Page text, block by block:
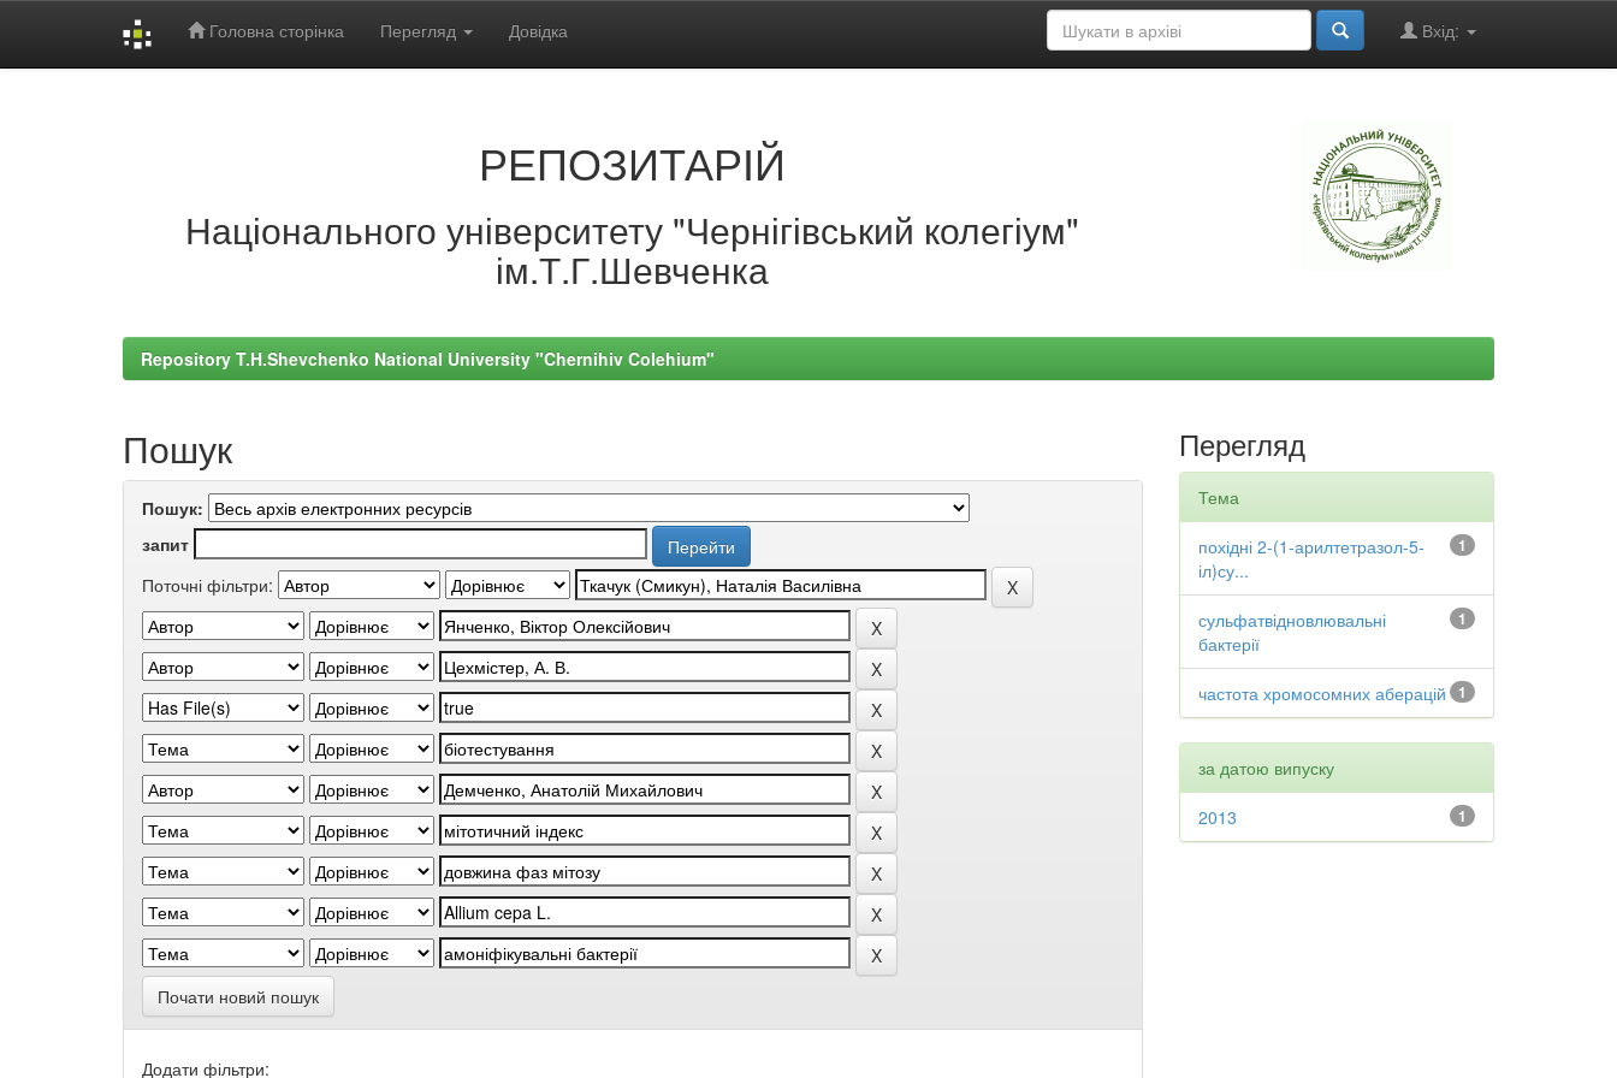
Головна сторінка Перегляд Довідка Вхід:
РЕПОЗИТАРІЙ
Національного університету "Чернігівський колегіум"
ім.Т.Г.Шевченка
Repository T.H.Shevchenko National University "Chernihiv Colehium"
Пошук
Пошук:
запит
Поточні фільтри:
Почати новий пошук
Додати фільтри:
Перегляд
Тема
1
похідні 2-(1-арилтетразол-5-
іл)су...
1
сульфатвідновлювальні
бактерії
1
частота хромосомних аберацій
за датою випуску
1
2013